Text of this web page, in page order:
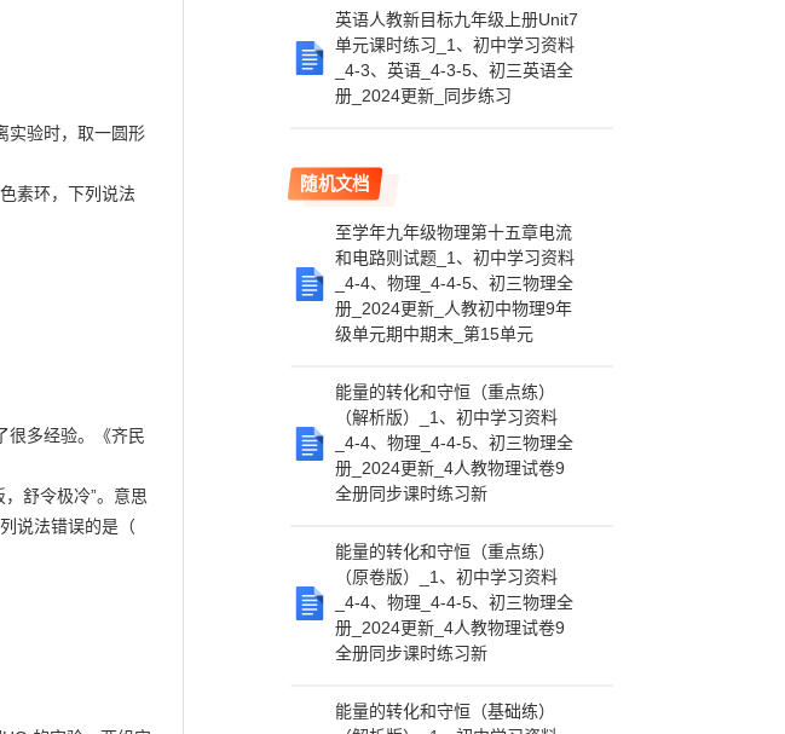
英语人教新目标九年级上册Unit7
单元课时练习_1、初中学习资料
_4-3、英语_4-3-5、初三英语全
册_2024更新_同步练习
随机文档
至学年九年级物理第十五章电流
和电路则试题_1、初中学习资料
_4-4、物理_4-4-5、初三物理全
册_2024更新_人教初中物理9年
级单元期中期末_第15单元
能量的转化和守恒（重点练）
（解析版）_1、初中学习资料
_4-4、物理_4-4-5、初三物理全
册_2024更新_4人教物理试卷9
全册同步课时练习新
能量的转化和守恒（重点练）
（原卷版）_1、初中学习资料
_4-4、物理_4-4-5、初三物理全
册_2024更新_4人教物理试卷9
全册同步课时练习新
能量的转化和守恒（基础练）